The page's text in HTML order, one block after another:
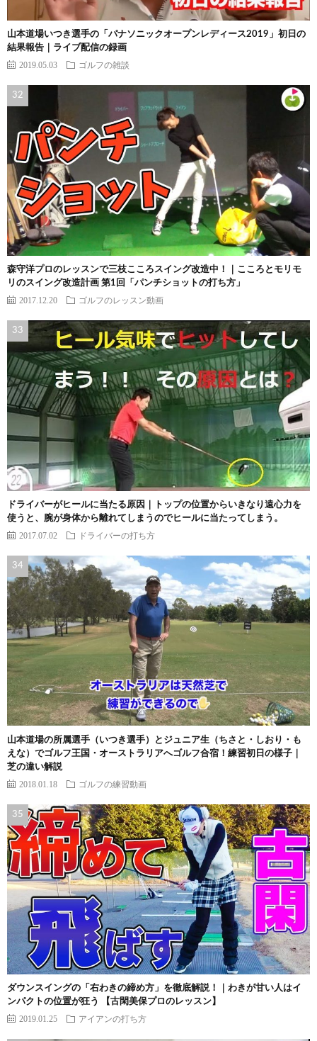
山本道場いつき選手の「パナソニックオープンレディース2019」初日の
結果報告｜ライブ配信の録画
2019.05.03 ゴルフの雑談
森守洋プロのレッスンで三枝こころスイング改造中！｜こころとモリモ
リのスイング改造計画 第1回「パンチショットの打ち方」
2017.12.20 ゴルフのレッスン動画
ドライバーがヒールに当たる原因｜トップの位置からいきなり遠心力を
使うと、腕が身体から離れてしまうのでヒールに当たってしまう。
2017.07.02 ドライバーの打ち方
山本道場の所属選手（いつき選手）とジュニア生（ちさと・しおり・も
えな）でゴルフ王国・オーストラリアへゴルフ合宿！練習初日の様子｜
芝の違い解説
2018.01.18 ゴルフの練習動画
ダウンスイングの「右わきの締め方」を徹底解説！｜わきが甘い人はイ
ンパクトの位置が狂う 【古閑美保プロのレッスン】
2019.01.25 アイアンの打ち方